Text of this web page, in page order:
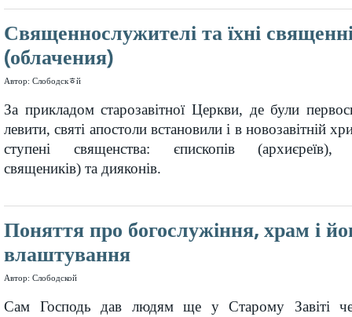
Священнослужителі та їхні
(облачения)
Автор: Слободскﾾй
За прикладом старозавітної Церкви, де були
левити, святі апостоли встановили і в новозавітній
ступені священства: єпископів (архиєреїв),
священиків) та дияконів.
Поняття про богослужіння, храм і
влаштування
Автор: Слободской
Сам Господь дав людям ще у Старому Завіті